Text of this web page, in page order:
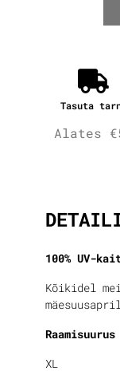
Tasuta
Alates
100% UV-
Kõikidel
Raamisuurus
XL